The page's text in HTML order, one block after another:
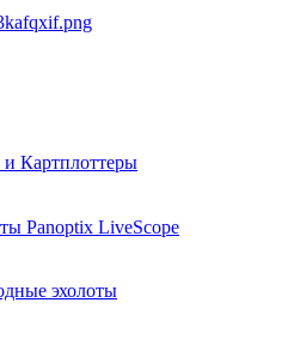
Картплоттеры
Panoptix LiveScope
эхолоты